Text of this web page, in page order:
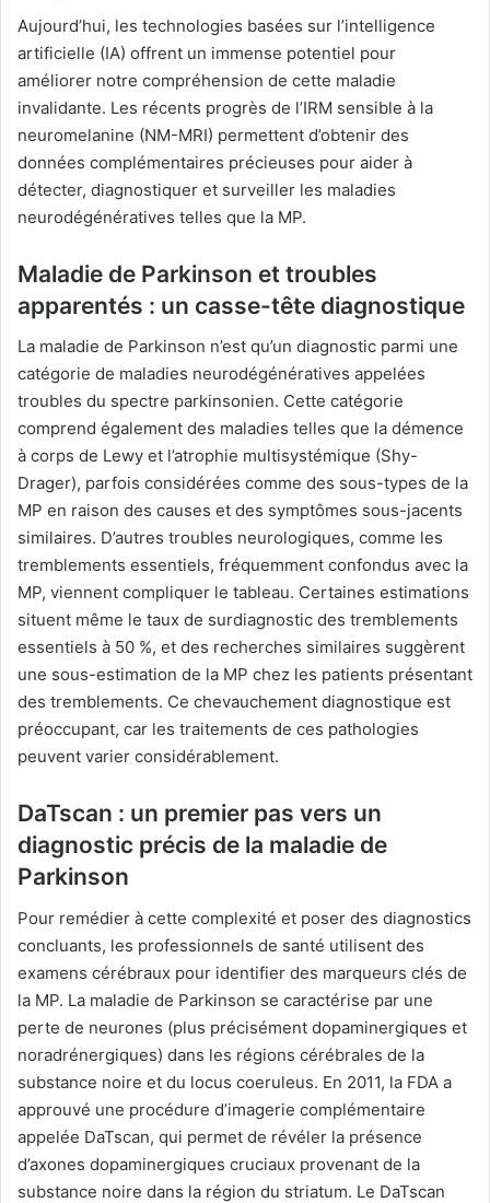
Aujourd’hui, les technologies basées sur l’intelligence
artificielle (IA) offrent un immense potentiel pour
améliorer notre compréhension de cette maladie
invalidante. Les récents progrès de l’IRM sensible à la
neuromelanine (NM-MRI) permettent d’obtenir des
données complémentaires précieuses pour aider à
détecter, diagnostiquer et surveiller les maladies
neurodégénératives telles que la MP.
Maladie de Parkinson et troubles
apparentés : un casse-tête diagnostique
La maladie de Parkinson n’est qu’un diagnostic parmi une
catégorie de maladies neurodégénératives appelées
troubles du spectre parkinsonien. Cette catégorie
comprend également des maladies telles que la démence
à corps de Lewy et l’atrophie multisystémique (Shy-
Drager), parfois considérées comme des sous-types de la
MP en raison des causes et des symptômes sous-jacents
similaires. D’autres troubles neurologiques, comme les
tremblements essentiels, fréquemment confondus avec la
MP, viennent compliquer le tableau. Certaines estimations
situent même le taux de surdiagnostic des tremblements
essentiels à 50 %, et des recherches similaires suggèrent
une sous-estimation de la MP chez les patients présentant
des tremblements. Ce chevauchement diagnostique est
préoccupant, car les traitements de ces pathologies
peuvent varier considérablement.
DaTscan : un premier pas vers un
diagnostic précis de la maladie de
Parkinson
Pour remédier à cette complexité et poser des diagnostics
concluants, les professionnels de santé utilisent des
examens cérébraux pour identifier des marqueurs clés de
la MP. La maladie de Parkinson se caractérise par une
perte de neurones (plus précisément dopaminergiques et
noradrénergiques) dans les régions cérébrales de la
substance noire et du locus coeruleus. En 2011, la FDA a
approuvé une procédure d’imagerie complémentaire
appelée DaTscan, qui permet de révéler la présence
d’axones dopaminergiques cruciaux provenant de la
substance noire dans la région du striatum. Le DaTscan